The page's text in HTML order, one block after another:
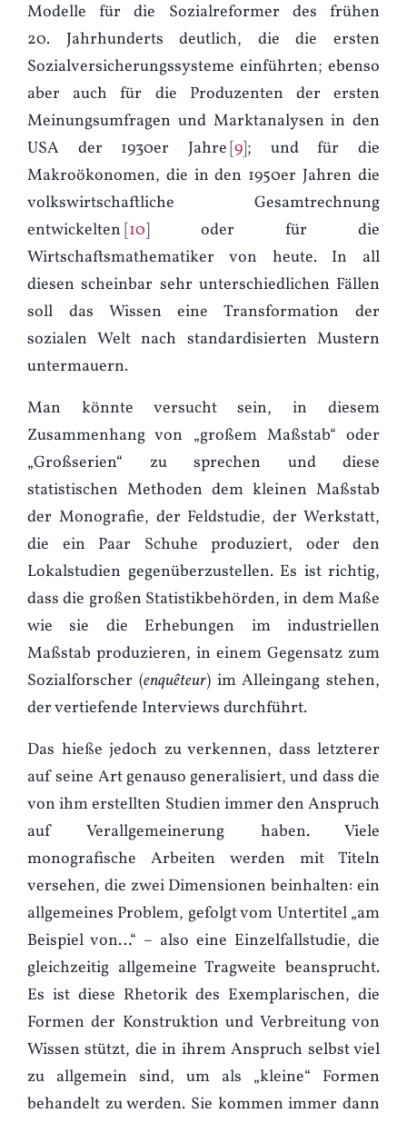
Modelle für die Sozialreformer des frühen
20. Jahrhunderts deutlich, die die ersten
Sozialversicherungssysteme einführten; ebenso
aber auch für die Produzenten der ersten
Meinungsumfragen und Marktanalysen in den
USA der 1930er Jahre 9 ; und für die
Makroökonomen, die in den 1950er Jahren die
volkswirtschaftliche Gesamtrechnung
entwickelten 10 oder für die
Wirtschaftsmathematiker von heute. In all
diesen scheinbar sehr unterschiedlichen Fällen
soll das Wissen eine Transformation der
sozialen Welt nach standardisierten Mustern
untermauern.
Man könnte versucht sein, in diesem
Zusammenhang von „großem Maßstab“ oder
„Großserien“ zu sprechen und diese
statistischen Methoden dem kleinen Maßstab
der Monografie, der Feldstudie, der Werkstatt,
die ein Paar Schuhe produziert, oder den
Lokalstudien gegenüberzustellen. Es ist richtig,
dass die großen Statistikbehörden, in dem Maße
wie sie die Erhebungen im industriellen
Maßstab produzieren, in einem Gegensatz zum
Sozialforscher (enquêteur) im Alleingang stehen,
der vertiefende Interviews durchführt.
Das hieße jedoch zu verkennen, dass letzterer
auf seine Art genauso generalisiert, und dass die
von ihm erstellten Studien immer den Anspruch
auf Verallgemeinerung haben. Viele
monografische Arbeiten werden mit Titeln
versehen, die zwei Dimensionen beinhalten: ein
allgemeines Problem, gefolgt vom Untertitel „am
Beispiel von…“ – also eine Einzelfallstudie, die
gleichzeitig allgemeine Tragweite beansprucht.
Es ist diese Rhetorik des Exemplarischen, die
Formen der Konstruktion und Verbreitung von
Wissen stützt, die in ihrem Anspruch selbst viel
zu allgemein sind, um als „kleine“ Formen
behandelt zu werden. Sie kommen immer dann